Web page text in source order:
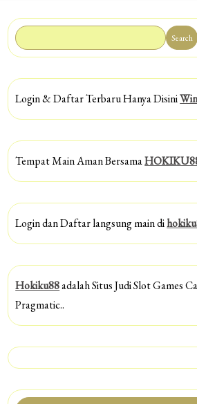
Search
Login & Daftar Terbaru Hanya Disini
Tempat Main Aman Bersama
Login dan Daftar langsung main di
Hokiku88adalah Situs Judi Slot Games
Pragmatic..